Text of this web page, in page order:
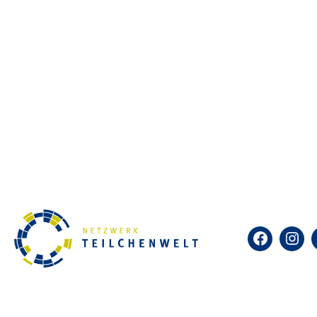
Facebook
am CERN aber derzeit keine Teilchen
Betriebspause und wird aufgerüstet -,